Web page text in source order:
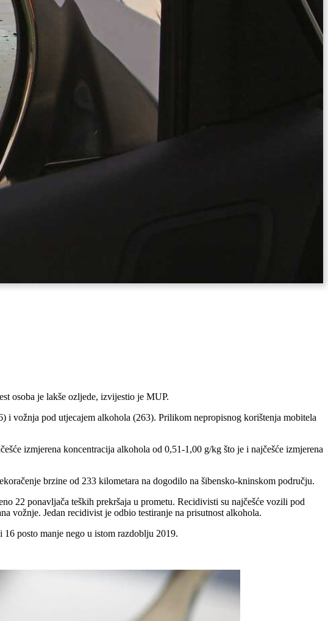
osoba je lakše ozljede, izvijestio je MUP.
i vožnja pod utjecajem alkohola (263). Prilikom nepropisnog korištenja mobitela
izmjerena koncentracija alkohola od 0,51-1,00 g/kg što je i najčešće izmjerena
brzine od 233 kilometara na dogodilo na šibensko-kninskom području.
22 ponavljača teških prekršaja u prometu. Recidivisti su najčešće vozili pod
vožnje. Jedan recidivist je odbio testiranje na prisutnost alkohola.
posto manje nego u istom razdoblju 2019.